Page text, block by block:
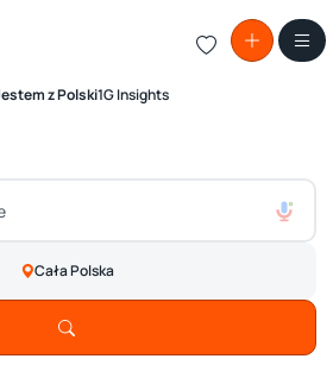
z Polski1G Insights
Cała Polska